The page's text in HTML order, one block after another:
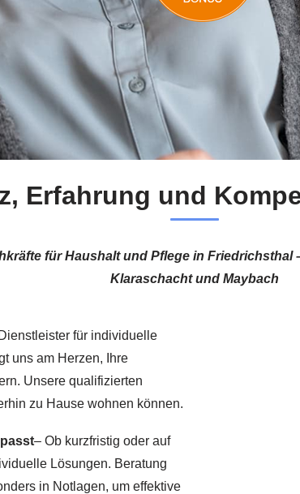
Erfahrung und
für Haushalt und Pflege in
Klaraschacht und Maybach
für individuelle
uns am Herzen, Ihre
Unsere qualifizierten
zu Hause wohnen können.
– Ob kurzfristig oder auf
Lösungen. Beratung
in Notlagen, um effektive